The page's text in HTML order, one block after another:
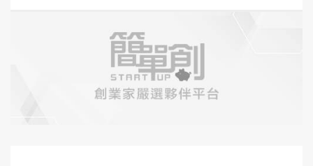
限，快來預約登記免費名額喔！